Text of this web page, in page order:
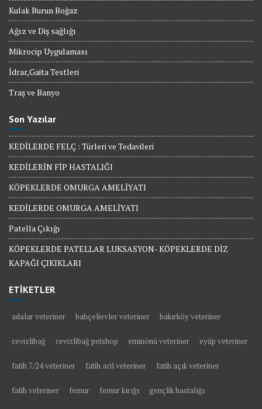
Kulak Burun Boğaz
Ağız ve Diş sağlığı
Mikrocip Uygulaması
İdrar,Gaita Testleri
Traş ve Banyo
Son Yazılar
KEDİLERDE FELÇ : Türleri ve Tedavileri
KEDİLERİN FİP HASTALIĞI
KÖPEKLERDE OMURGA AMELİYATI
KEDİLERDE OMURGA AMELİYATI
Patella Çıkığı
KÖPEKLERDE PATELLAR LUKSASYON- KÖPEKLERDE DİZ
KAPAĞI ÇIKIKLARI
ETİKETLER
adalar veteriner bahçelievler veteriner bakırköy veteriner
cevizlibağ cevizlibağ petshop eminönü veteriner eyüp veteriner
fatih 7/24 veteriner fatih acil veteriner fatih açık veteriner
fatih veteriner femur femur kırığı gençlik hastalığı